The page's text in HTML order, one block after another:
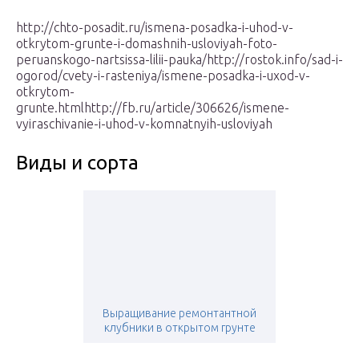
http://chto-posadit.ru/ismena-posadka-i-uhod-v-
otkrytom-grunte-i-domashnih-usloviyah-foto-
peruanskogo-nartsissa-lilii-pauka/http://rostok.info/sad-i-
ogorod/cvety-i-rasteniya/ismene-posadka-i-uxod-v-
otkrytom-
grunte.htmlhttp://fb.ru/article/306626/ismene-
vyiraschivanie-i-uhod-v-komnatnyih-usloviyah
Виды и сорта
Выращивание ремонтантной
клубники в открытом грунте